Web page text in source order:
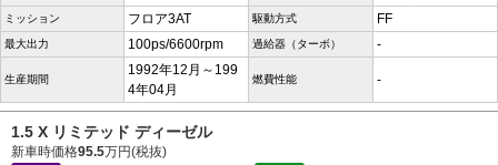
ミッション フロア3AT 駆動方式 FF
最大出力 100ps/6600rpm 過給器（ターボ） -
生産期間
1992年12月～199
4年04月
燃費性能 -
1.5 X リミテッド ディーゼル
新車時価格95.5万円(税抜)